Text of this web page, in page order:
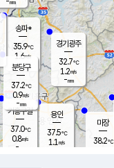
용인
37.5℃
1.1 m/s
경기광주
32.7℃
1.2m/s
-mm
마장
38.2℃
mm
송파*
35.9℃
1.6m/s
-mm
기흥구갈
37.0℃
0.8m/s
-
분당구
37.2℃
0.9m/s
-mm